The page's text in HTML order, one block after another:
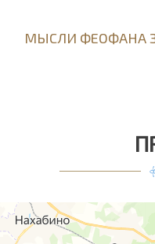
МЫСЛИ ФЕОФАНА